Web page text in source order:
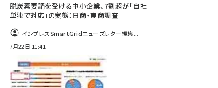
脱炭素要請を受ける中小企業、7割超が「自社
単独で対応」の実態：日商・東商調査
インプレスSmartGridニューズレター編集...
7月22日 11:41